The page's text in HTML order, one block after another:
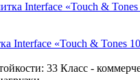
Interface «Touch & Tones
33 Класс -